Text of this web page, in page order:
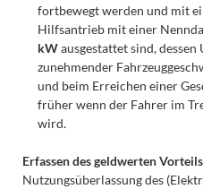
fortbewegt werden und mit
Hilfsantrieb mit einer
kWausgestattet sind,
zunehmender
und beim Erreichen einer
früher wenn der Fahrer im
wird.
Erfassen des geldwerten
Nutzungsüberlassung des